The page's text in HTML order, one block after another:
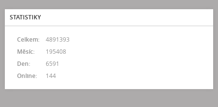
STATISTIKY
Online: 144
Celkem:
4891393
Měsíc:
195408
Den:
6591